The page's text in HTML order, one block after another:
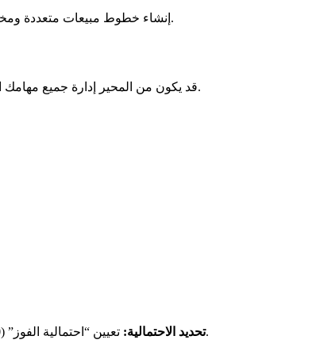
إنشاء خطوط مبيعات متعددة ومخصصة بالكامل لتناسب عمليات فريقك المحددة.
قد يكون من المحير إدارة جميع مهامك المختلفة في قائمة واحدة. من خلال إنشاء خطوط مبيعات منفصلة، يمكنك الحفاظ على بياناتك نظيفة ومركزة.
تحديد الاحتمالية: تعيين “احتمالية الفوز” (0-100%) لكل مرحلة. يتم استخدام هذا الرقم لحساب
في لوحة التحكم الخاصة بك.